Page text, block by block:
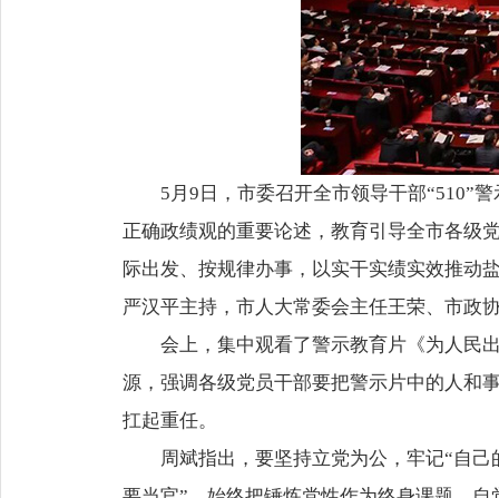
5月9日，市委召开全市领导干部“510”
正确政绩观的重要论述，教育引导全市各级
际出发、按规律办事，以实干实绩实效推动
严汉平主持，市人大常委会主任王荣、市政
会上，集中观看了警示教育片《为人民
源，强调各级党员干部要把警示片中的人和
扛起重任。
周斌指出，要坚持立党为公，牢记“自